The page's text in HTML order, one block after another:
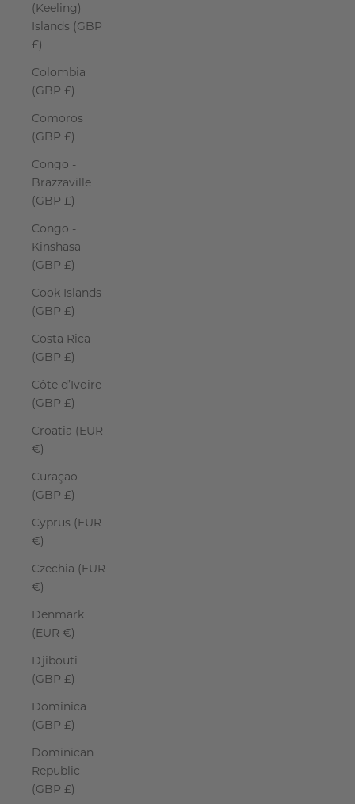
(Keeling)
Islands (GBP
£)
Colombia
(GBP £)
Comoros
(GBP £)
Congo -
Brazzaville
(GBP £)
Congo -
Kinshasa
(GBP £)
Cook Islands
(GBP £)
Costa Rica
(GBP £)
Côte d’Ivoire
(GBP £)
Croatia (EUR
€)
Curaçao
(GBP £)
Cyprus (EUR
€)
Czechia (EUR
€)
Denmark
(EUR €)
Djibouti
(GBP £)
Dominica
(GBP £)
Dominican
Republic
(GBP £)